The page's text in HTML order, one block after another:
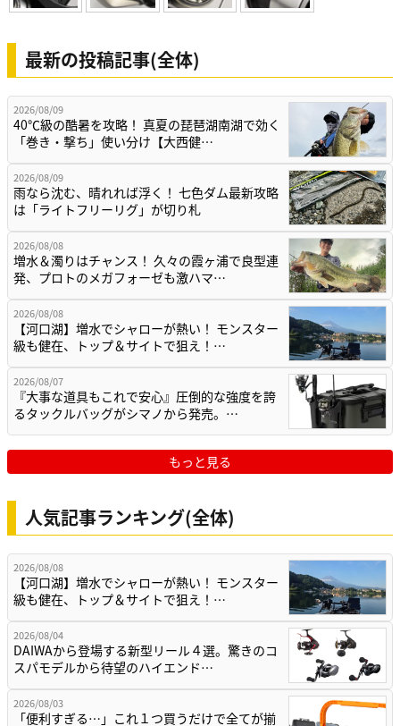
最新の投稿記事(全体)
2026/08/09
40℃級の酷暑を攻略！ 真夏の琵琶湖南湖で効く
「巻き・撃ち」使い分け【大西健…
2026/08/09
雨なら沈む、晴れれば浮く！ 七色ダム最新攻略
は「ライトフリーリグ」が切り札
2026/08/08
増水＆濁りはチャンス！ 久々の霞ヶ浦で良型連
発、プロトのメガフォーゼも激ハマ…
2026/08/08
【河口湖】増水でシャローが熱い！ モンスター
級も健在、トップ＆サイトで狙え！…
2026/08/07
『大事な道具もこれで安心』圧倒的な強度を誇
るタックルバッグがシマノから発売。…
もっと見る
人気記事ランキング(全体)
2026/08/08
【河口湖】増水でシャローが熱い！ モンスター
級も健在、トップ＆サイトで狙え！…
2026/08/04
DAIWAから登場する新型リール４選。驚きのコ
スパモデルから待望のハイエンド…
2026/08/03
「便利すぎる…」これ１つ買うだけで全てが揃